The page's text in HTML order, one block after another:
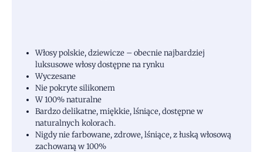
Włosy polskie, dziewicze – obecnie najbardziej
luksusowe włosy dostępne na rynku
Wyczesane
Nie pokryte silikonem
W 100% naturalne
Bardzo delikatne, miękkie, lśniące, dostępne w
naturalnych kolorach.
Nigdy nie farbowane, zdrowe, lśniące, z łuską włosową
zachowaną w 100%